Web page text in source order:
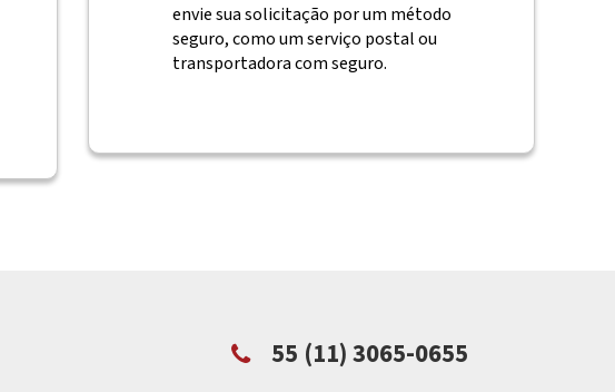
envie sua solicitação por um método
seguro, como um serviço postal ou
transportadora com seguro.
55 (11) 3065-0655